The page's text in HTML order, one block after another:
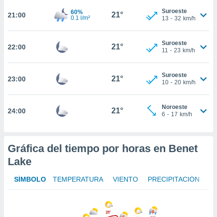
únicos
este sitio
de
en
interés
Para
21:00
60%
0.1 l/m²
21°
Suroeste
13 - 32 km/h
22:00 21°
Suroeste
11 - 23 km/h
23:00 21°
Suroeste
10 - 20 km/h
24:00 21°
Noroeste
6 - 17 km/h
Gráfica del tiempo por horas en Benet
Lake
SÍMBOLO TEMPERATURA VIENTO PRECIPITACIÓN
28°